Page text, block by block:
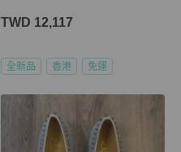
TWD 12,117
全新品 香港 免運